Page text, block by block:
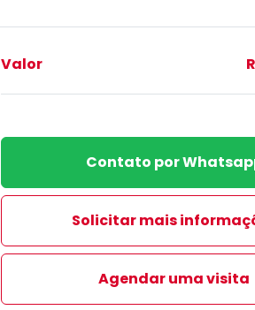
Valor
Contato por
Solicitar mais
Agendar uma visita